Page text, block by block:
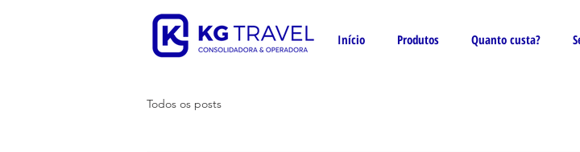
Início Produtos Quanto custa?
Todos os posts